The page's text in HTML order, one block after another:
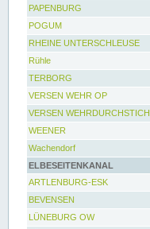
PAPENBURG
POGUM
RHEINE UNTERSCHLEUSE
Rühle
TERBORG
VERSEN WEHR OP
VERSEN WEHRDURCHSTICH
WEENER
Wachendorf
ELBESEITENKANAL
ARTLENBURG-ESK
BEVENSEN
LÜNEBURG OW